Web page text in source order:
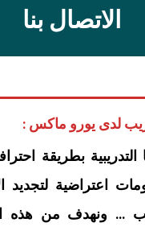
الاتصال بنا
لدى يورو ماكس :
التدريبية بطريقة
اعتراضية لتجديد
… ونهدف من هذه